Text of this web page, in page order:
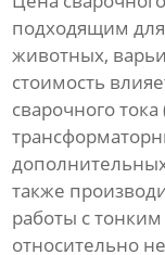
подходящим для
животных,
стоимость
сварочного
также
работы с
относительно